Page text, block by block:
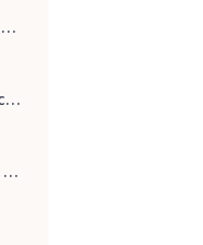
Aura antibakteriální vlhčené ubrousky na ruce 20 ks
Old Spice Whitewater deostick 50 ml
Uriage Osvěžující mycí gel na intimní hygienu Gyn Phy Refreshing Gel Intimate Hygiene 500 ml